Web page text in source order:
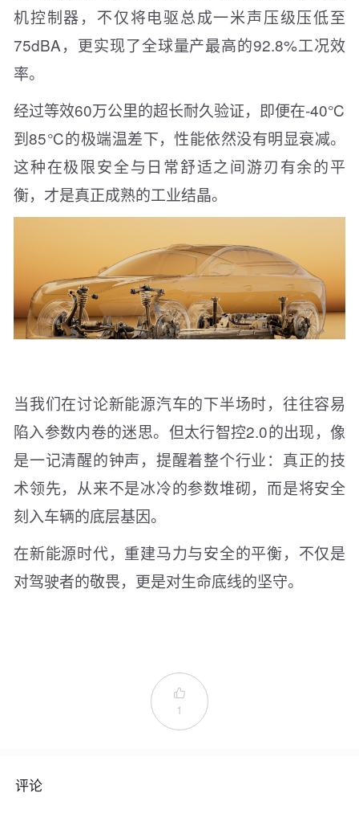
机控制器，不仅将电驱总成一米声压级压低至
75dBA，更实现了全球量产最高的92.8%工况效
率。
经过等效60万公里的超长耐久验证，即便在-40℃
到85℃的极端温差下，性能依然没有明显衰减。
这种在极限安全与日常舒适之间游刃有余的平
衡，才是真正成熟的工业结晶。
当我们在讨论新能源汽车的下半场时，往往容易
陷入参数内卷的迷思。但太行智控2.0的出现，像
是一记清醒的钟声，提醒着整个行业：真正的技
术领先，从来不是冰冷的参数堆砌，而是将安全
刻入车辆的底层基因。
在新能源时代，重建马力与安全的平衡，不仅是
对驾驶者的敬畏，更是对生命底线的坚守。

1
评论